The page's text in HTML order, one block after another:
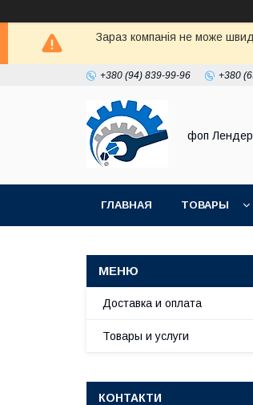
Зараз компанія не може
+380 (94) 839-99-96 +380
фоп Лендер
ГЛАВНАЯ ТОВАРЫ
Доставка и оплата
Товары и услуги
КОНТАКТИ